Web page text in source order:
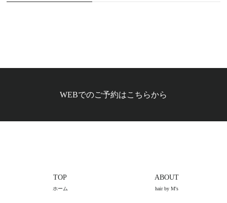
WEBでのご予約はこちらから
TOP
ホーム
ABOUT
hair by M's